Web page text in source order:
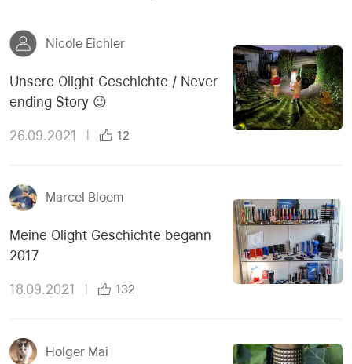
Nicole Eichler
Unsere Olight Geschichte / Never
ending Story 😉
26.09.2021 | 12
Marcel Bloem
Meine Olight Geschichte begann
2017
18.09.2021 132
Holger Mai